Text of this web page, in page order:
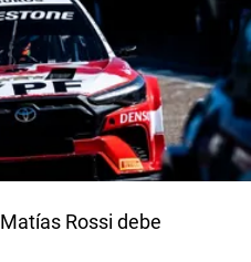
Matías Rossi debe